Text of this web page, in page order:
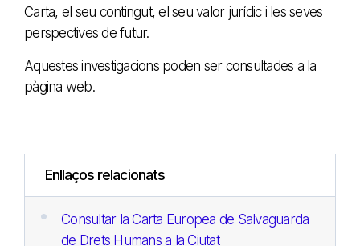
Carta, el seu contingut, el seu valor jurídic i les seves
perspectives de futur.
Aquestes investigacions poden ser consultades a la
pàgina web.
Enllaços relacionats
Consultar la Carta Europea de Salvaguarda
de Drets Humans a la Ciutat